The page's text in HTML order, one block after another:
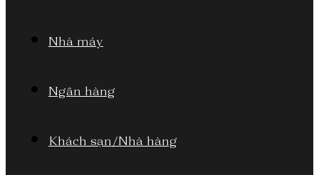
Nhà máy
Ngân hàng
Khách sạn/Nhà hàng